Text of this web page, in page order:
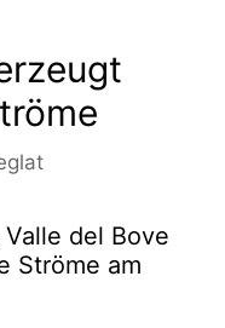
del Bove
Ströme am